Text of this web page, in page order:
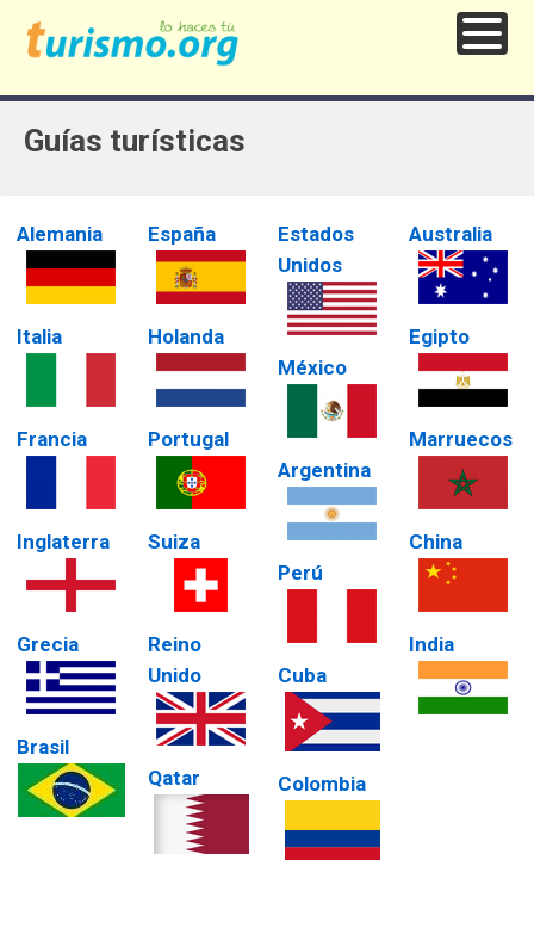
Guías turísticas
Alemania
Italia
Francia
Inglaterra
Grecia
Brasil
España
Holanda
Portugal
Suiza
Reino
Unido
Qatar
Estados
Unidos
México
Argentina
Perú
Cuba
Colombia
Australia
Egipto
Marruecos
China
India